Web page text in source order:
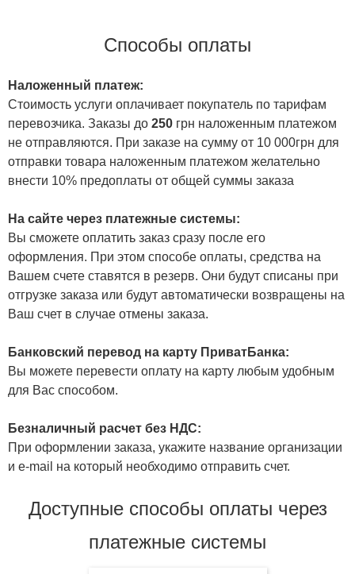
Способы оплаты
Наложенный платеж:
Стоимость услуги оплачивает покупатель по тарифам
перевозчика. Заказы до 250 грн наложенным платежом
не отправляются. При заказе на сумму от 10 000грн для
отправки товара наложенным платежом желательно
внести 10% предоплаты от общей суммы заказа
На сайте через платежные системы:
Вы сможете оплатить заказ сразу после его
оформления. При этом способе оплаты, средства на
Вашем счете ставятся в резерв. Они будут списаны при
отгрузке заказа или будут автоматически возвращены на
Ваш счет в случае отмены заказа.
Банковский перевод на карту ПриватБанка:
Вы можете перевести оплату на карту любым удобным
для Вас способом.
Безналичный расчет без НДС:
При оформлении заказа, укажите название организации
и e-mail на который необходимо отправить счет.
Доступные способы оплаты через
платежные системы